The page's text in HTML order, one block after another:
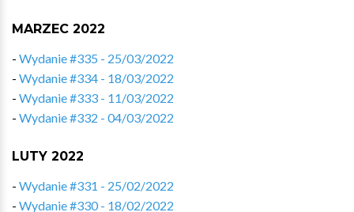
MARZEC 2022
- Wydanie #335 - 25/03/2022
- Wydanie #334 - 18/03/2022
- Wydanie #333 - 11/03/2022
- Wydanie #332 - 04/03/2022
LUTY 2022
- Wydanie #331 - 25/02/2022
- Wydanie #330 - 18/02/2022